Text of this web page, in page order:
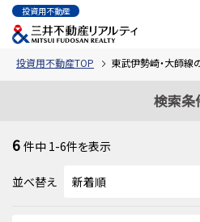
投資用不動産
投資用不動産TOP 東武伊勢崎・大師線
検索条
6 件中 1-6件を表示
並べ替え